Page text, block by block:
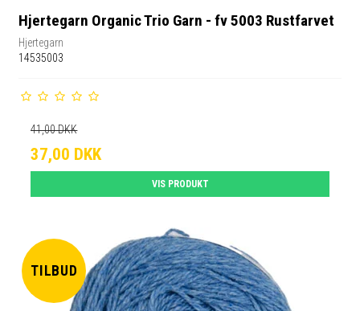
Hjertegarn Organic Trio Garn - fv 5003 Rustfarvet
Hjertegarn
14535003
41,00 DKK
37,00 DKK
VIS PRODUKT
TILBUD